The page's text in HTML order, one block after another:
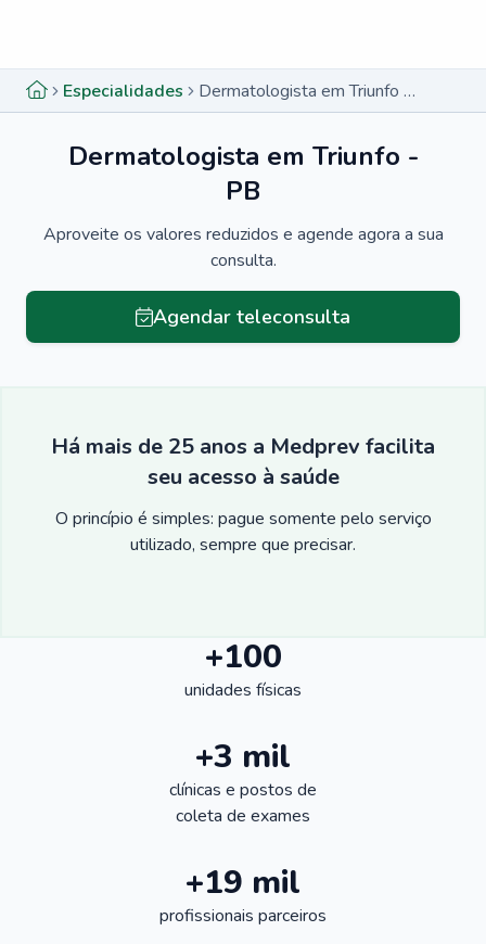
Especialidades Dermatologista em Triunfo - PB
Dermatologista em Triunfo -
PB
Aproveite os valores reduzidos e agende agora a sua
consulta.
Agendar teleconsulta
Há mais de 25 anos a Medprev facilita
seu acesso à saúde
O princípio é simples: pague somente pelo serviço
utilizado, sempre que precisar.
+100
unidades físicas
+3 mil
clínicas e postos de
coleta de exames
+19 mil
profissionais parceiros